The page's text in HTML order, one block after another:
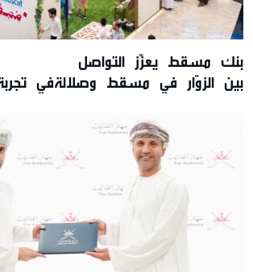
بنك مسقط يعزّز التواصل
بين الزوّار في مسقط وصلالةفي